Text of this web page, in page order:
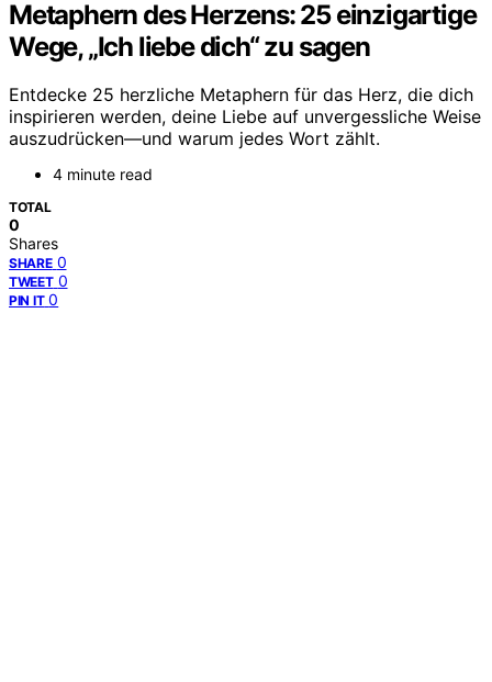
Metaphern des Herzens: 25 einzigartige
Wege, „Ich liebe dich“ zu sagen
Entdecke 25 herzliche Metaphern für das Herz, die dich
inspirieren werden, deine Liebe auf unvergessliche Weise
auszudrücken—und warum jedes Wort zählt.
4 minute read
TOTAL
0
Shares
SHARE 0
TWEET 0
PIN IT 0